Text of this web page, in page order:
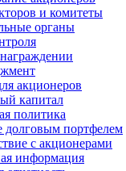
и комитеты
органы
акционеров
капитал
политика
долговым портфелем
с акционерами
информация